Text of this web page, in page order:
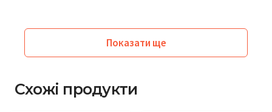
Показати ще
Схожі продукти